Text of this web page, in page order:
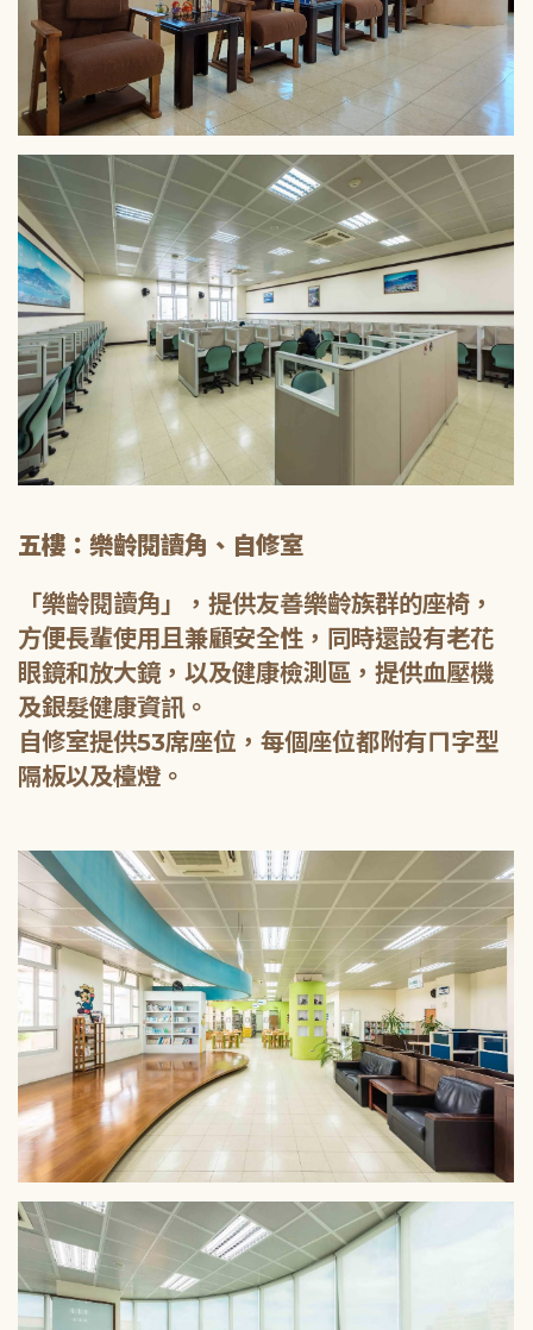
五樓：樂齡閱讀角、自修室
「樂齡閱讀角」，提供友善樂齡族群的座椅，
方便長輩使用且兼顧安全性，同時還設有老花
眼鏡和放大鏡，以及健康檢測區，提供血壓機
及銀髮健康資訊。
自修室提供53席座位，每個座位都附有ㄇ字型